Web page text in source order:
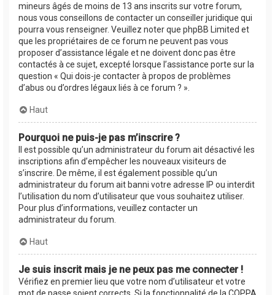
mineurs âgés de moins de 13 ans inscrits sur votre forum,
nous vous conseillons de contacter un conseiller juridique qui
pourra vous renseigner. Veuillez noter que phpBB Limited et
que les propriétaires de ce forum ne peuvent pas vous
proposer d’assistance légale et ne doivent donc pas être
contactés à ce sujet, excepté lorsque l’assistance porte sur la
question « Qui dois-je contacter à propos de problèmes
d’abus ou d’ordres légaux liés à ce forum ? ».
Haut
Pourquoi ne puis-je pas m’inscrire ?
Il est possible qu’un administrateur du forum ait désactivé les
inscriptions afin d’empêcher les nouveaux visiteurs de
s’inscrire. De même, il est également possible qu’un
administrateur du forum ait banni votre adresse IP ou interdit
l’utilisation du nom d’utilisateur que vous souhaitez utiliser.
Pour plus d’informations, veuillez contacter un
administrateur du forum.
Haut
Je suis inscrit mais je ne peux pas me connecter !
Vérifiez en premier lieu que votre nom d’utilisateur et votre
mot de passe soient corrects. Si la fonctionnalité de la COPPA